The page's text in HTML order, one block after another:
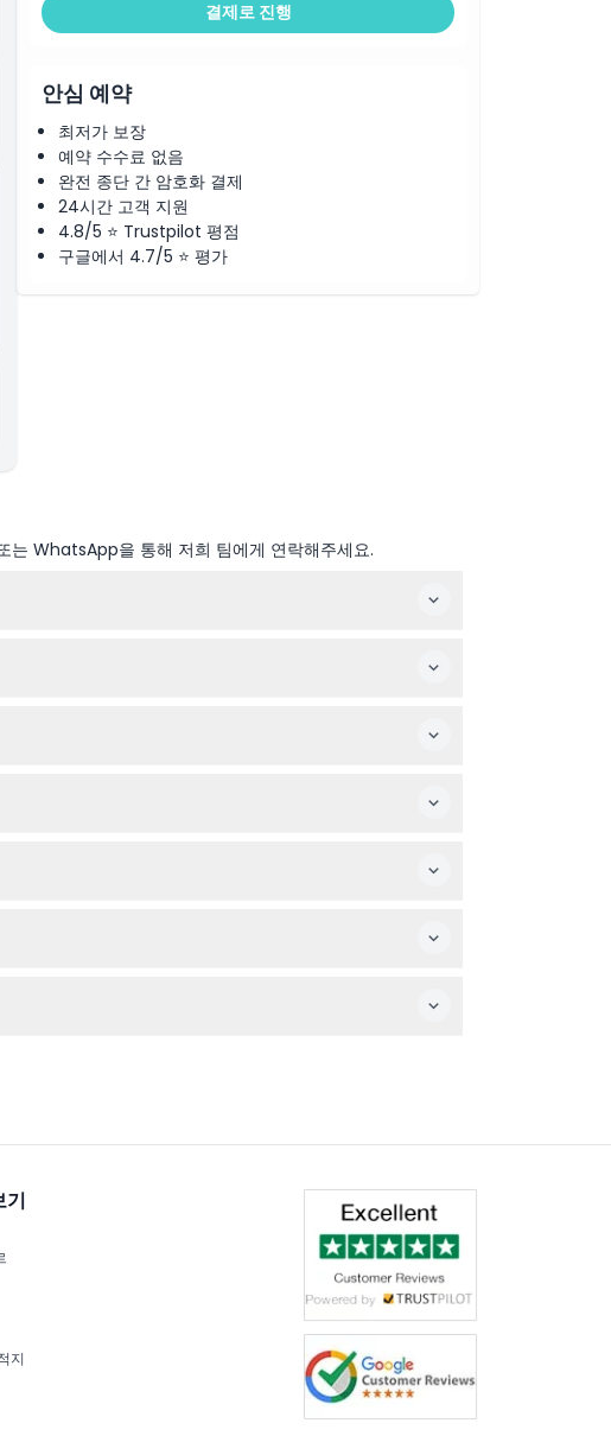
결제로 진행
안심 예약
최저가 보장
예약 수수료 없음
완전 종단 간 암호화 결제
24시간 고객 지원
4.8/5 ⭐ Trustpilot 평점
구글에서 4.7/5 ⭐ 평가
는 WhatsApp을 통해 저희 팀에게 연락해주세요.
기
지